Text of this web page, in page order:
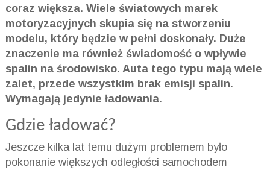
coraz większa. Wiele światowych marek
motoryzacyjnych skupia się na stworzeniu
modelu, który będzie w pełni doskonały. Duże
znaczenie ma również świadomość o wpływie
spalin na środowisko. Auta tego typu mają wiele
zalet, przede wszystkim brak emisji spalin.
Wymagają jedynie ładowania.
Gdzie ładować?
Jeszcze kilka lat temu dużym problemem było
pokonanie większych odległości samochodem